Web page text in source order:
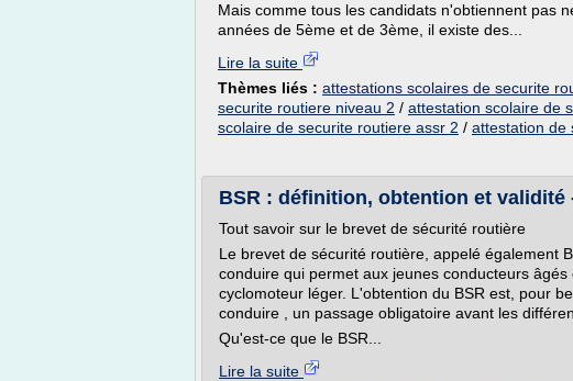
Mais comme tous les candidats n'obtiennent pas
années de 5ème et de 3ème, il existe des...
Lire la suite
Thèmes liés : attestations scolaires de securite
securite routiere niveau 2 / attestation scolaire de
scolaire de securite routiere assr 2 / attestation de
BSR : définition, obtention et validité
Tout savoir sur le brevet de sécurité routière
Le brevet de sécurité routière, appelé également
conduire qui permet aux jeunes conducteurs
cyclomoteur léger. L'obtention du BSR est, pour
conduire , un passage obligatoire avant les
Qu'est-ce que le BSR...
Lire la suite